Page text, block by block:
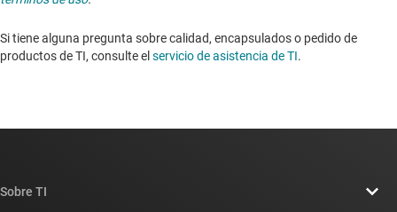
Si tiene alguna pregunta sobre calidad, encapsulados o pedido de
productos de TI, consulte el servicio de asistencia de TI. ​​​​​​​​​​​​​​
Sobre TI